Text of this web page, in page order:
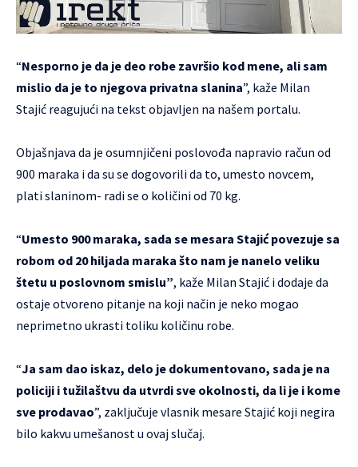
“Nesporno je da je deo robe završio kod mene, ali sam
mislio da je to njegova privatna slanina”, kaže Milan
Stajić reagujući na tekst objavljen na našem portalu.
Objašnjava da je osumnjičeni poslovođa napravio račun od
900 maraka i da su se dogovorili da to, umesto novcem,
plati slaninom- radi se o količini od 70 kg.
“Umesto 900 maraka, sada se mesara Stajić povezuje sa
robom od 20 hiljada maraka što nam je nanelo veliku
štetu u poslovnom smislu”, kaže Milan Stajić i dodaje da
ostaje otvoreno pitanje na koji način je neko mogao
neprimetno ukrasti toliku količinu robe.
“Ja sam dao iskaz, delo je dokumentovano, sada je na
policiji i tužilaštvu da utvrdi sve okolnosti, da li je i kome
sve prodavao”, zaključuje vlasnik mesare Stajić koji negira
bilo kakvu umešanost u ovaj slučaj.